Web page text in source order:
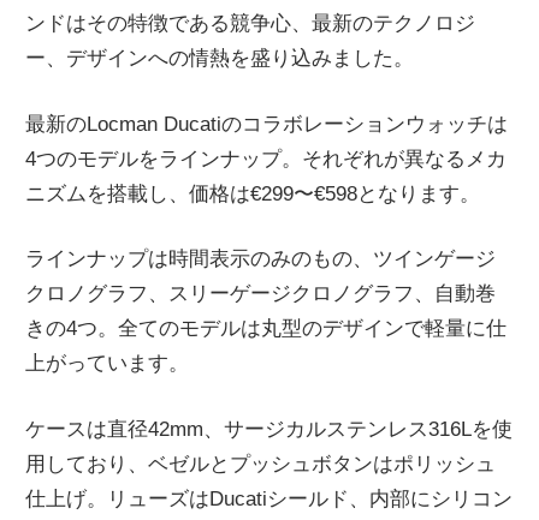
ニ
ュ
ー
ス
ンドはその特徴である競争心、最新のテクノロジ
ー、デザインへの情熱を盛り込みました。
最新のLocman Ducatiのコラボレーションウォッチは
4つのモデルをラインナップ。それぞれが異なるメカ
ニズムを搭載し、価格は€299〜€598となります。
ラインナップは時間表示のみのもの、ツインゲージ
クロノグラフ、スリーゲージクロノグラフ、自動巻
きの4つ。全てのモデルは丸型のデザインで軽量に仕
上がっています。
ケースは直径42mm、サージカルステンレス316Lを使
用しており、ベゼルとプッシュボタンはポリッシュ
仕上げ。リューズはDucatiシールド、内部にシリコン